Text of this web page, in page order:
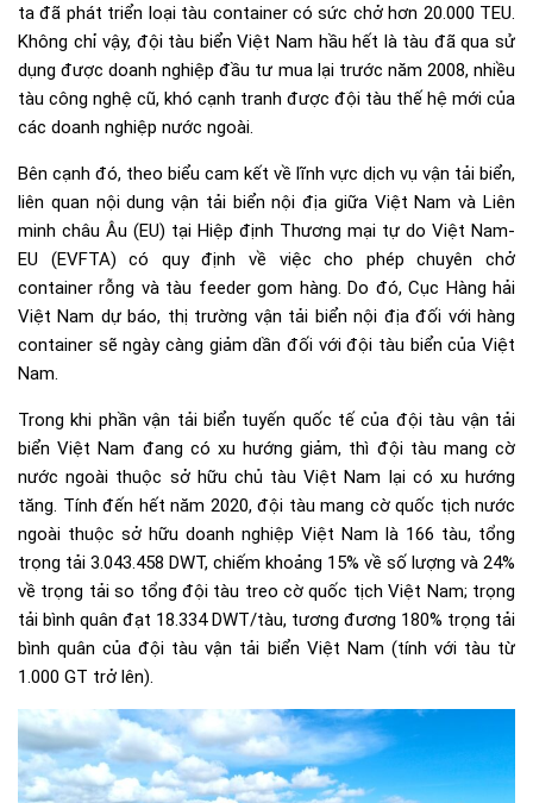
ta đã phát triển loại tàu container có sức chở hơn 20.000 TEU.
Không chỉ vậy, đội tàu biển Việt Nam hầu hết là tàu đã qua sử
dụng được doanh nghiệp đầu tư mua lại trước năm 2008, nhiều
tàu công nghệ cũ, khó cạnh tranh được đội tàu thế hệ mới của
các doanh nghiệp nước ngoài.
Bên cạnh đó, theo biểu cam kết về lĩnh vực dịch vụ vận tải biển,
liên quan nội dung vận tải biển nội địa giữa Việt Nam và Liên
minh châu Âu (EU) tại Hiệp định Thương mại tự do Việt Nam-
EU (EVFTA) có quy định về việc cho phép chuyên chở
container rỗng và tàu feeder gom hàng. Do đó, Cục Hàng hải
Việt Nam dự báo, thị trường vận tải biển nội địa đối với hàng
container sẽ ngày càng giảm dần đối với đội tàu biển của Việt
Nam.
Trong khi phần vận tải biển tuyến quốc tế của đội tàu vận tải
biển Việt Nam đang có xu hướng giảm, thì đội tàu mang cờ
nước ngoài thuộc sở hữu chủ tàu Việt Nam lại có xu hướng
tăng. Tính đến hết năm 2020, đội tàu mang cờ quốc tịch nước
ngoài thuộc sở hữu doanh nghiệp Việt Nam là 166 tàu, tổng
trọng tải 3.043.458 DWT, chiếm khoảng 15% về số lượng và 24%
về trọng tải so tổng đội tàu treo cờ quốc tịch Việt Nam; trọng
tải bình quân đạt 18.334 DWT/tàu, tương đương 180% trọng tải
bình quân của đội tàu vận tải biển Việt Nam (tính với tàu từ
1.000 GT trở lên).